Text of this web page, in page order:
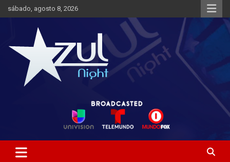
Saltar
al
sábado, agosto 8, 2026
Azul Night TV